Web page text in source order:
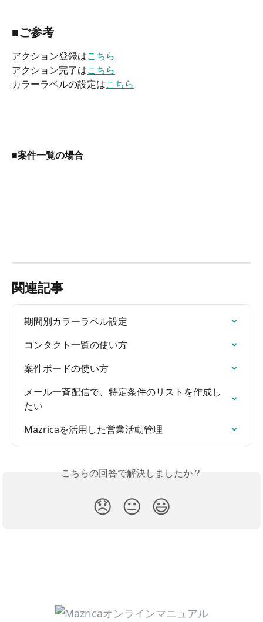
■ご参考
アクション登録はこちら
アクション完了はこちら
カラーラベルの設定はこちら
■案件一覧の場合
関連記事
期間別カラーラベル設定
コンタクト一覧の使い方
案件ボードの使い方
メール一斉配信で、特定条件のリストを作成し
たい
Mazricaを活用した営業活動管理
こちらの回答で解決しましたか？
😞 😐 😃